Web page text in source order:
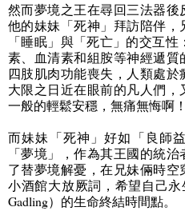
然而夢境之王在尋回三法器後
他的妹妹「死神」拜訪陪伴
「睡眠」與「死亡」的交互性
素、血清素和組胺等神經遞質
四肢肌肉功能喪失，人類處
大限之日近在眼前的凡人們
一般的輕鬆安穩，無痛無悔啊！
而妹妹「死神」好如「良師
「夢境」，作為其王國的統
了替夢境解憂，在兄妹倆時
小酒館大放厥詞，希望自己
Gadling） 的生命終結時間點。